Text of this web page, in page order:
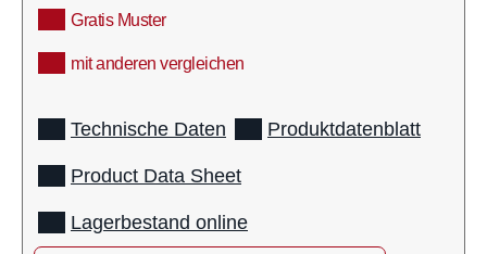
Gratis Muster
mit anderen vergleichen
Technische Daten Produktdatenblatt
Product Data Sheet
Lagerbestand online